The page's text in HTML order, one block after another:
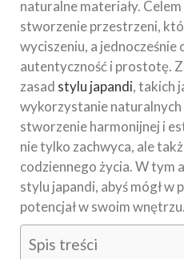
naturalne materiały.
stworzenie przestrzeni,
wyciszeniu, a jednocześnie
autentyczność i prostotę.
zasad stylu japandi, takich
wykorzystanie naturalnych
stworzenie harmonijnej i
nie tylko zachwyca, ale
codziennego życia. W tym
stylu japandi, abyś mógł w
potencjał w swoim wnętrzu.
Spis treści